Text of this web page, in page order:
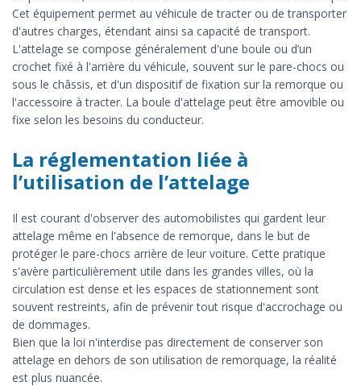
Cet équipement permet au véhicule de tracter ou de transporter
d'autres charges, étendant ainsi sa capacité de transport.
L'attelage se compose généralement d'une boule ou d’un
crochet fixé à l'arrière du véhicule, souvent sur le pare-chocs ou
sous le châssis, et d'un dispositif de fixation sur la remorque ou
l'accessoire à tracter. La boule d'attelage peut être amovible ou
fixe selon les besoins du conducteur.
La réglementation liée à
l’utilisation de l’attelage
Il est courant d'observer des automobilistes qui gardent leur
attelage même en l'absence de remorque, dans le but de
protéger le pare-chocs arrière de leur voiture. Cette pratique
s'avère particulièrement utile dans les grandes villes, où la
circulation est dense et les espaces de stationnement sont
souvent restreints, afin de prévenir tout risque d'accrochage ou
de dommages.
Bien que la loi n'interdise pas directement de conserver son
attelage en dehors de son utilisation de remorquage, la réalité
est plus nuancée.